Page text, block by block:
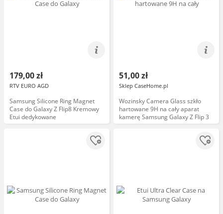
179,00 zł
RTV EURO AGD
Samsung Silicone Ring Magnet
Case do Galaxy Z Flip8 Kremowy
Etui dedykowane
51,00 zł
Sklep CaseHome.pl
Wozinsky Camera Glass szkło
hartowane 9H na cały aparat
kamerę Samsung Galaxy Z Flip 3